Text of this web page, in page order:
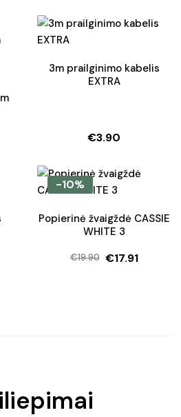
was:
is:
3m prailginimo kabelis
EXTRA
€3.90
-10%
Popierinė žvaigždė CASSIE
WHITE 3
€19.90
Original
€17.91
Current